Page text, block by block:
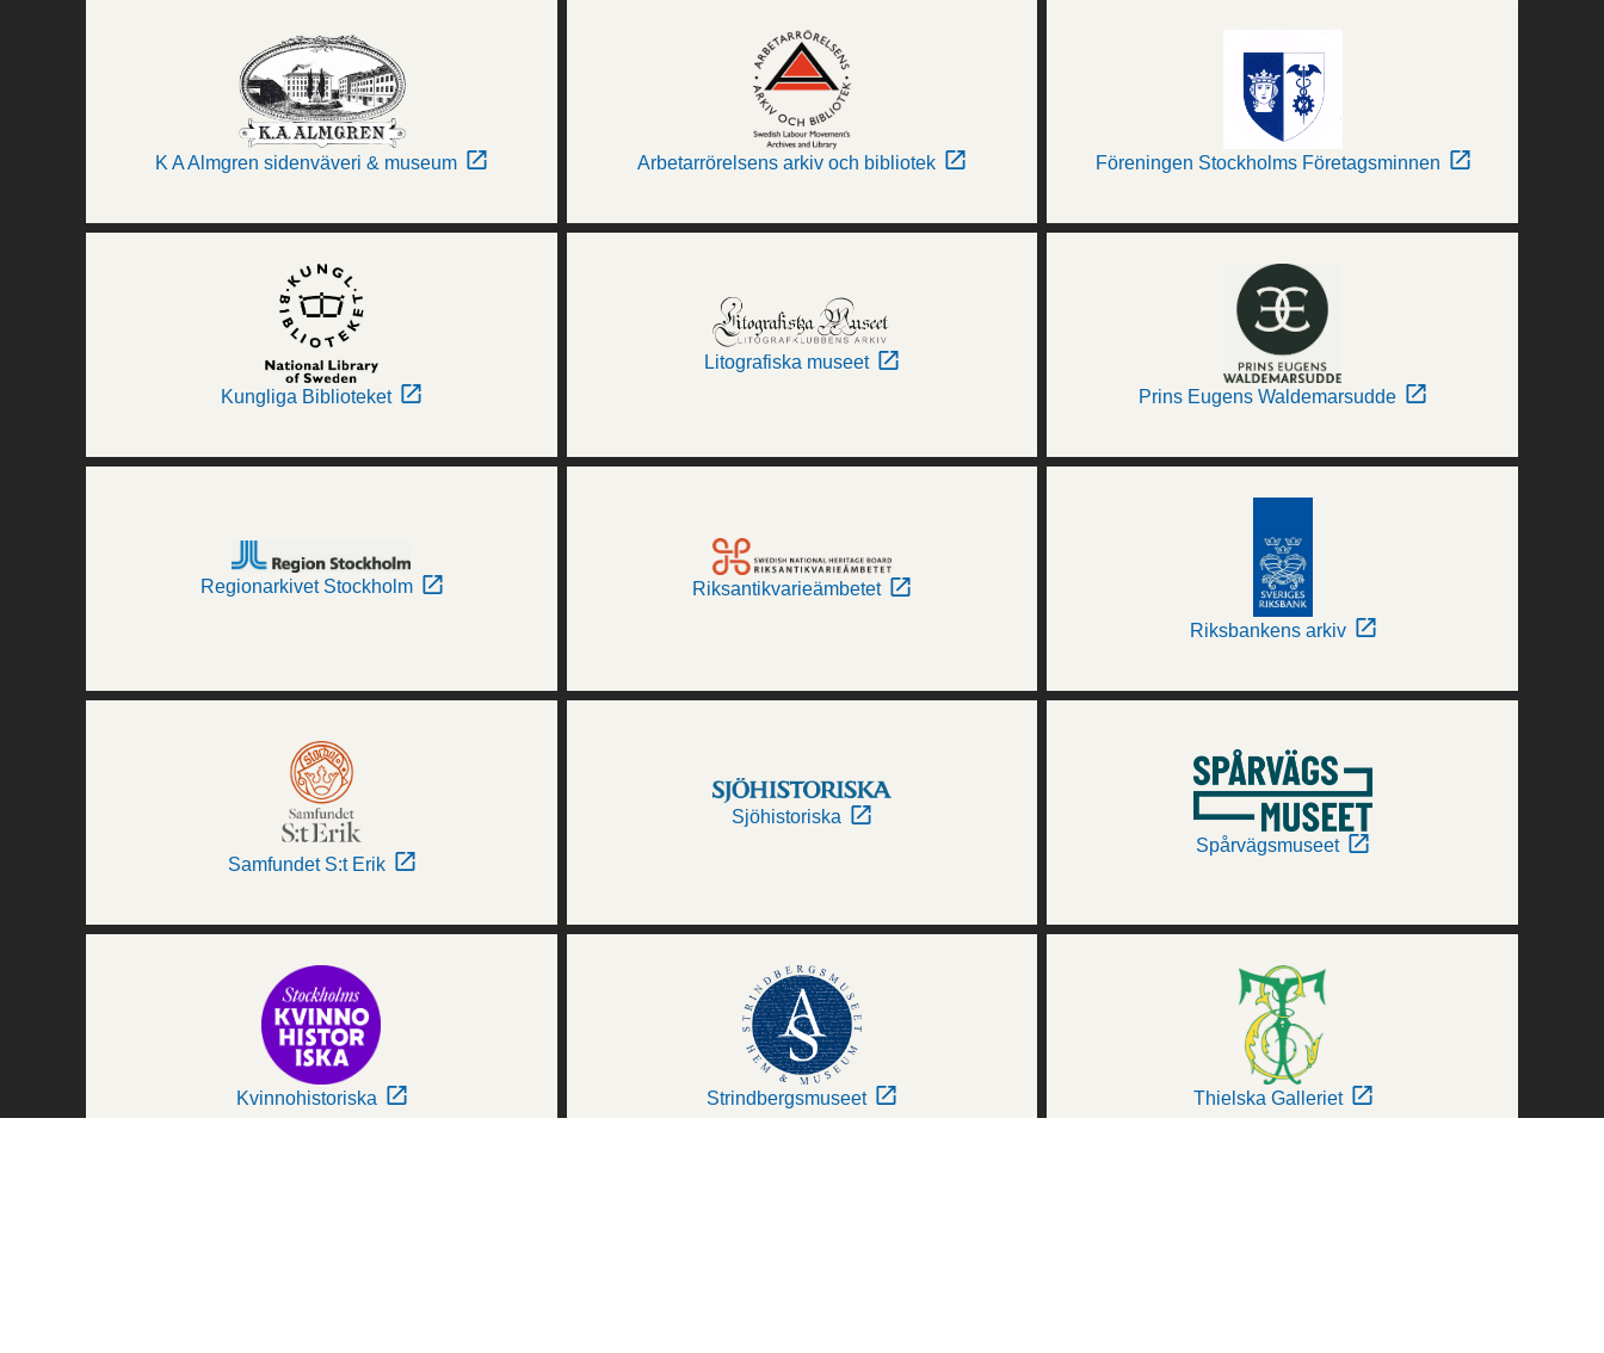
K A Almgren sidenväveri & museum Arbetarrörelsens arkiv och bibliotek Föreningen Stockholms Företagsminnen
Kungliga Biblioteket
Litografiska museet
Prins Eugens Waldemarsudde
Regionarkivet Stockholm Riksantikvarieämbetet
Riksbankens arkiv
Samfundet S:t Erik
Sjöhistoriska
Spårvägsmuseet
Kvinnohistoriska Strindbergsmuseet Thielska Galleriet